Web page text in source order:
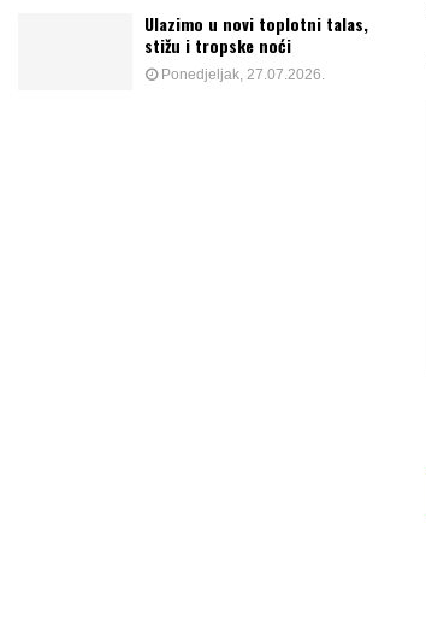
Ulazimo u novi toplotni talas,
stižu i tropske noći
Ponedjeljak, 27.07.2026.